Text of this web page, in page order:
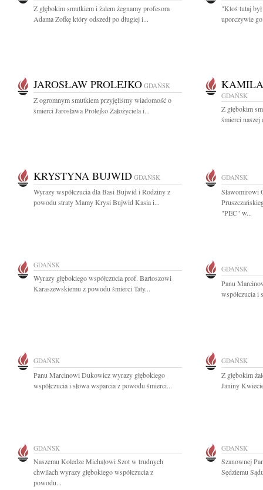
Z głębokim smutkiem i żalem żegnamy profesora
Adama Zofkę który odszedł po długiej i...
"Ktoś tutaj
uporczywie
JAROSŁAW PROLEJKO GDAŃSK
Z ogromnym smutkiem przyjęliśmy wiadomość o
śmierci Jarosława Prolejko Założyciela i...
GDAŃSK
Z głębokim
śmierci
KRYSTYNA BUJWID GDAŃSK
Wyrazy współczucia dla Basi Bujwid i Rodziny z
powodu straty Mamy Krysi Bujwid Kasia i...
GDAŃSK
Sławomirowi
"PEC" w...
GDAŃSK
Wyrazy głębokiego współczucia prof. Bartoszowi
Karaszewskiemu z powodu śmierci Taty...
GDAŃSK
Panu
współczucia i
GDAŃSK
Panu Marcinowi Dukowicz wyrazy głębokiego
współczucia i słowa wsparcia z powodu śmierci...
GDAŃSK
Z głębokim
Janiny
GDAŃSK
Naszemu Koledze Michałowi Szot w trudnych
chwilach wyrazy głębokiego współczucia z
powodu...
GDAŃSK
Szanownej
Sędziemu